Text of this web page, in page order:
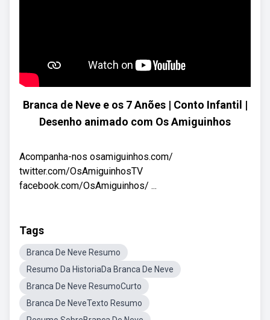
Branca de Neve e os 7 Anões | Conto Infantil |
Desenho animado com Os Amiguinhos
Acompanha-nos osamiguinhos.com/
twitter.com/OsAmiguinhosTV
facebook.com/OsAmiguinhos/ ...
Tags
Branca De Neve Resumo
Resumo Da HistoriaDa Branca De Neve
Branca De Neve ResumoCurto
Branca De NeveTexto Resumo